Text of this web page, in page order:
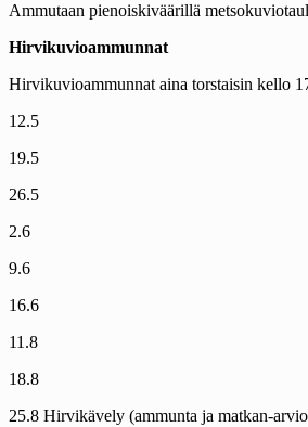
Ammutaan pienoiskiväärillä
Hirvikuvioammunnat
Hirvikuvioammunnat aina torstaisin kello
12.5
19.5
26.5
2.6
9.6
16.6
11.8
18.8
25.8 Hirvikävely (ammunta ja matkan-